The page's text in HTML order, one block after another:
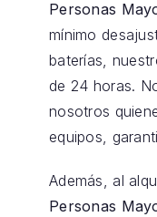
Personas
mínimo
baterías,
de 24 horas.
nosotros
equipos,
Además, al
Personas